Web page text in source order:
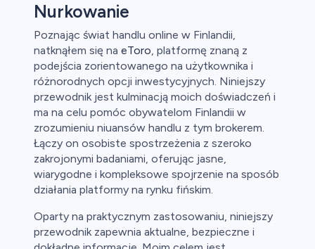
Nurkowanie
Poznając świat handlu online w Finlandii,
natknąłem się na eToro, platformę znaną z
podejścia zorientowanego na użytkownika i
różnorodnych opcji inwestycyjnych. Niniejszy
przewodnik jest kulminacją moich doświadczeń i
ma na celu pomóc obywatelom Finlandii w
zrozumieniu niuansów handlu z tym brokerem.
Łączy on osobiste spostrzeżenia z szeroko
zakrojonymi badaniami, oferując jasne,
wiarygodne i kompleksowe spojrzenie na sposób
działania platformy na rynku fińskim.
Oparty na praktycznym zastosowaniu, niniejszy
przewodnik zapewnia aktualne, bezpieczne i